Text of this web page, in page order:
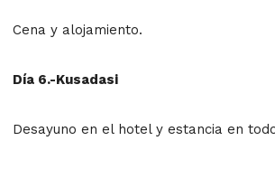
Cena y alojamiento.
Día 6.-Kusadasi
Desayuno en el hotel y estancia en